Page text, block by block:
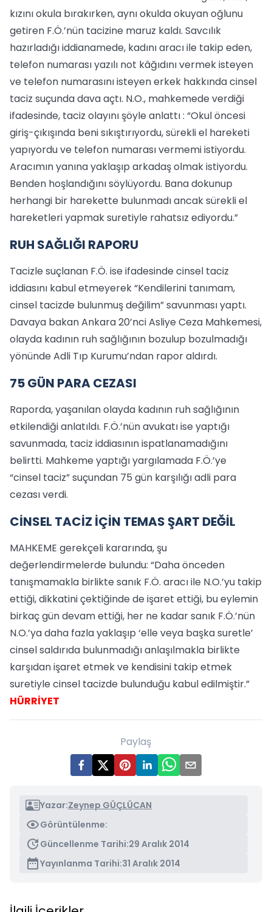
kızını okula bırakırken, aynı okulda okuyan oğlunu
getiren F.Ö.’nün tacizine maruz kaldı. Savcılık
hazırladığı iddianamede, kadını aracı ile takip eden,
telefon numarası yazılı not kâğıdını vermek isteyen
ve telefon numarasını isteyen erkek hakkında cinsel
taciz suçunda dava açtı. N.O., mahkemede verdiği
ifadesinde, taciz olayını şöyle anlattı : “Okul öncesi
giriş-çıkışında beni sıkıştırıyordu, sürekli el hareketi
yapıyordu ve telefon numarası vermemi istiyordu.
Aracımın yanına yaklaşıp arkadaş olmak istiyordu.
Benden hoşlandığını söylüyordu. Bana dokunup
herhangi bir harekette bulunmadı ancak sürekli el
hareketleri yapmak suretiyle rahatsız ediyordu.”
RUH SAĞLIĞI RAPORU
Tacizle suçlanan F.Ö. ise ifadesinde cinsel taciz
iddiasını kabul etmeyerek “Kendilerini tanımam,
cinsel tacizde bulunmuş değilim” savunması yaptı.
Davaya bakan Ankara 20’nci Asliye Ceza Mahkemesi,
olayda kadının ruh sağlığının bozulup bozulmadığı
yönünde Adli Tıp Kurumu’ndan rapor aldırdı.
75 GÜN PARA CEZASI
Raporda, yaşanılan olayda kadının ruh sağlığının
etkilendiği anlatıldı. F.Ö.’nün avukatı ise yaptığı
savunmada, taciz iddiasının ispatlanamadığını
belirtti. Mahkeme yaptığı yargılamada F.Ö.’ye
“cinsel taciz” suçundan 75 gün karşılığı adli para
cezası verdi.
CİNSEL TACİZ İÇİN TEMAS ŞART DEĞİL
MAHKEME gerekçeli kararında, şu
değerlendirmelerde bulundu: “Daha önceden
tanışmamakla birlikte sanık F.Ö. aracı ile N.O.’yu takip
ettiği, dikkatini çektiğinde de işaret ettiği, bu eylemin
birkaç gün devam ettiği, her ne kadar sanık F.Ö.’nün
N.O.’ya daha fazla yaklaşıp ‘elle veya başka suretle’
cinsel saldırıda bulunmadığı anlaşılmakla birlikte
karşıdan işaret etmek ve kendisini takip etmek
suretiyle cinsel tacizde bulunduğu kabul edilmiştir.”
HÜRRİYET
Paylaş
Yazar:Zeynep GÜÇLÜCAN
Görüntülenme:
Güncellenme Tarihi:29 Aralık 2014
Yayınlanma Tarihi:31 Aralık 2014